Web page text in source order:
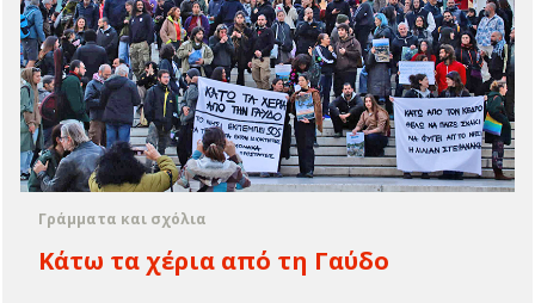
Γράμματα και σχόλια
Κάτω τα χέρια από τη Γαύδο